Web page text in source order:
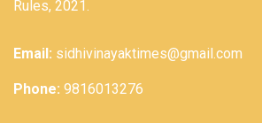
Rules, 2021.
Email: sidhivinayaktimes@gmail.com
Phone: 9816013276